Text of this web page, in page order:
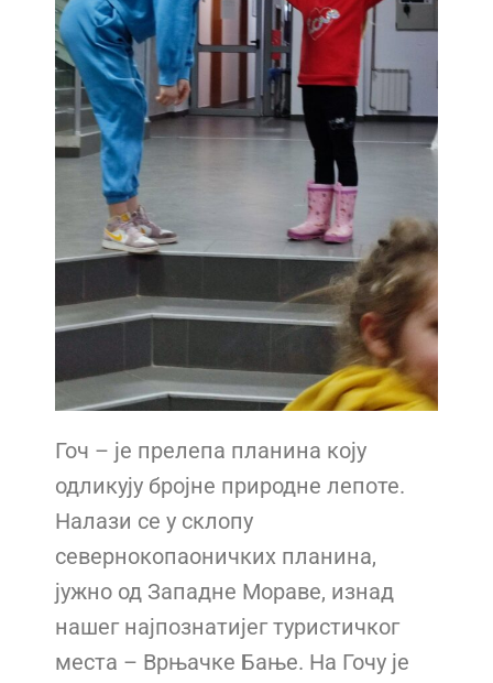
Гоч – је прелепа планина коју
одликују бројне природне лепоте.
Налази се у склопу
севернокопаоничких планина,
јужно од Западне Мораве, изнад
нашег најпознатијегтуристичког
места – Врњачке Бање. На Гочу је